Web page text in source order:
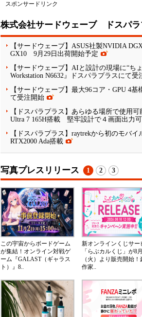
スポンサードリンク
株式会社サードウェーブ ドスパラ
【サードウェーブ】ASUS社製NVIDIA
GX10 9月29日出荷開始予定
【サードウェーブ】AIと設計の現場に“ち
Workstation N6632』ドスパラプラスにて受
【サードウェーブ】最大96コア・GPU 4
て受注開始
【ドスパラプラス】あらゆる場所で使用
Ultra 7 165H搭載 堅牢設計で４画面出力
【ドスパラプラス】raytrekから初のモバ
RTX2000 Ada搭載
写真プレスリリース 1 2 3
この宇宙からボードゲーム
が集結！オンライン対戦ゲ
ーム『GALAST（ギャラス
ト）』8..
新オンラインくじサー
「らぶカルくじ」が8
（火）より販売開始！
作家..